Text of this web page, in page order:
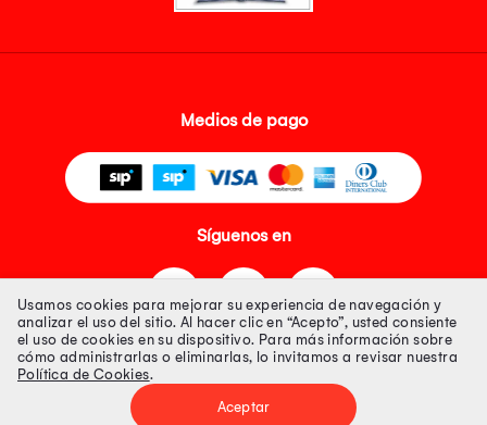
Medios de pago
Síguenos en
Tienda 100% Segura
Usamos cookies para mejorar su experiencia de navegación y
analizar el uso del sitio. Al hacer clic en “Acepto”, usted consiente
el uso de cookies en su dispositivo. Para más información sobre
cómo administrarlas o eliminarlas, lo invitamos a revisar nuestra
Política de Cookies.
Aceptar